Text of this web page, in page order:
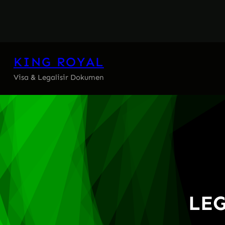
KING ROYAL
Visa & Legalisir Dokumen